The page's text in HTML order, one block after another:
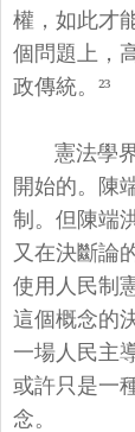
權， 如此才
個問題上，
政傳統。²³
憲法學
開始的。
陳
制。 但陳端
又在決斷論
使用人民制
這個概念的
一場人民主
或許只是一
念。